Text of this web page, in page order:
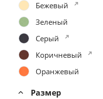
Бежевый
Зеленый
Серый
Коричневый
Оранжевый
Размер